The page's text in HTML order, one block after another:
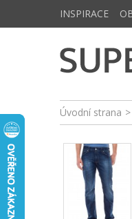
Úvodní strana >
INSPIRACE